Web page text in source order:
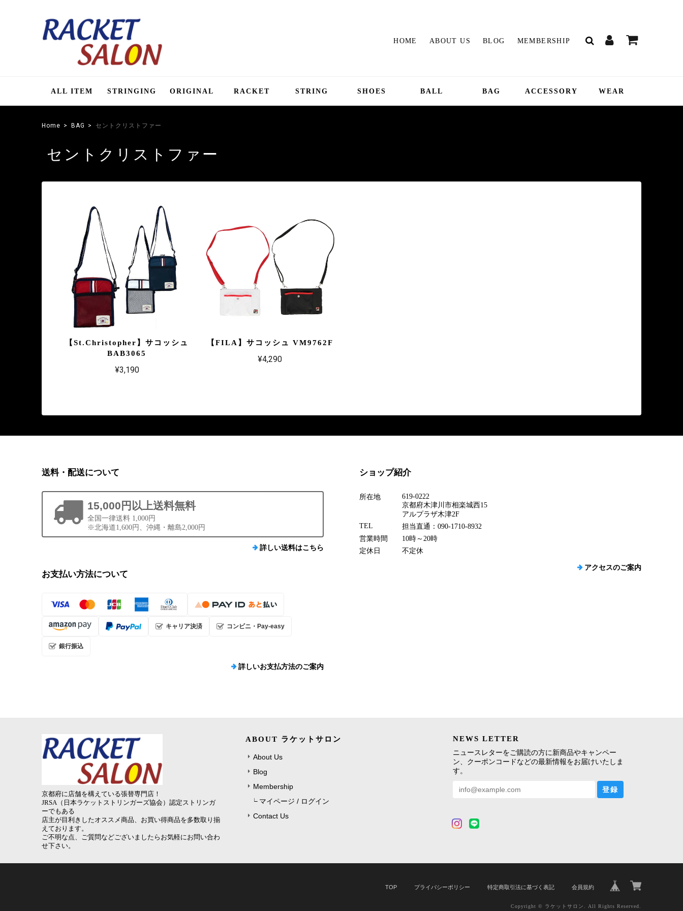
HOME ABOUT US BLOG MEMBERSHIP
ALL ITEM STRINGING ORIGINAL RACKET STRING SHOES BALL BAG ACCESSORY WEAR
Home BAG セントクリストファー
セントクリストファー
【St.Christopher】サコッシュ
BAB3065
¥3,190
【FILA】サコッシュ VM9762F
¥4,290
送料・配送について
15,000円以上送料無料
全国一律送料 1,000円
※北海道1,600円、沖縄・離島2,000円
詳しい送料はこちら
お支払い方法について
キャリア決済 コンビニ・Pay-easy
銀行振込
詳しいお支払方法のご案内
ショップ紹介
所在地
619-0222
京都府木津川市相楽城西15
アルプラザ木津2F
TEL
担当直通：090-1710-8932
営業時間
10時～20時
定休日
不定休
アクセスのご案内
京都府に店舗を構えている張替専門店！
JRSA（日本ラケットストリンガーズ協会）認定ストリンガ
ーでもある
店主が目利きしたオススメ商品、お買い得商品を多数取り揃
えております。
ご不明な点、ご質問などございましたらお気軽にお問い合わ
せ下さい。
ABOUT ラケットサロン
About Us
Blog
Membership
マイページ / ログイン
Contact Us
NEWS LETTER
ニュースレターをご購読の方に新商品やキャンペー
ン、クーポンコードなどの最新情報をお届けいたしま
す。
登録
TOP プライバシーポリシー 特定商取引法に基づく表記 会員規約
Copyright © ラケットサロン. All Rights Reserved.